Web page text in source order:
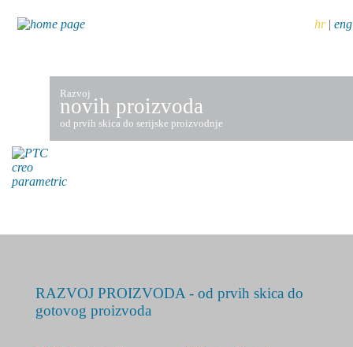
hr| eng
Razvoj
novih proizvoda
od prvih skica do serijske proizvodnje
RAZVOJ PROIZVODA - od prvih skica do
gotovog proizvoda